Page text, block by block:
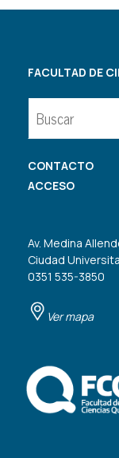
FACULTAD DE
CONTACTO
ACCESO
Av. Medina
Ciudad
0351 535-3850
Ver mapa